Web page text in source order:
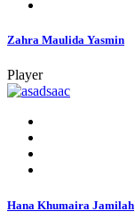
Zahra Maulida Yasmin
Player
Hana Khumaira Jamilah